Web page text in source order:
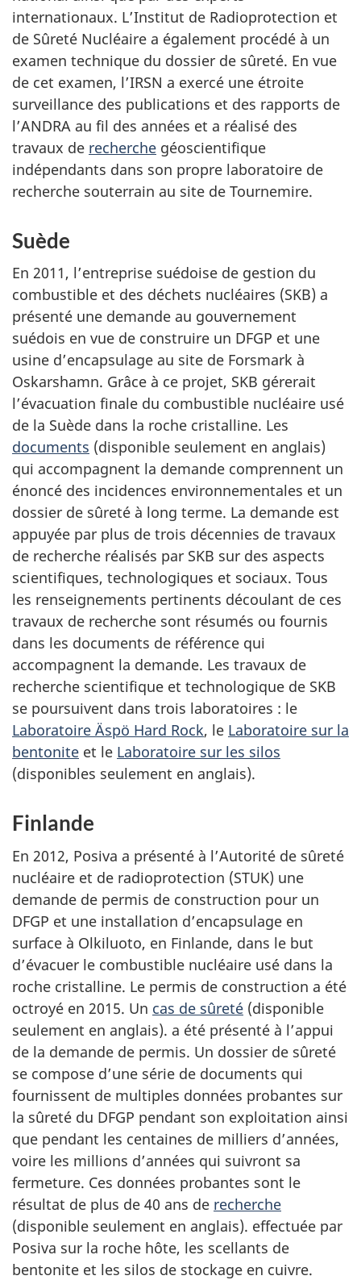
internationaux. L’Institut de Radioprotection et
de Sûreté Nucléaire a également procédé à un
examen technique du dossier de sûreté. En vue
de cet examen, l’IRSN a exercé une étroite
surveillance des publications et des rapports de
l’ANDRA au fil des années et a réalisé des
travaux de recherche géoscientifique
indépendants dans son propre laboratoire de
recherche souterrain au site de Tournemire.
Suède
En 2011, l’entreprise suédoise de gestion du
combustible et des déchets nucléaires (SKB) a
présenté une demande au gouvernement
suédois en vue de construire un DFGP et une
usine d’encapsulage au site de Forsmark à
Oskarshamn. Grâce à ce projet, SKB gérerait
l’évacuation finale du combustible nucléaire usé
de la Suède dans la roche cristalline. Les
documents (disponible seulement en anglais)
qui accompagnent la demande comprennent un
énoncé des incidences environnementales et un
dossier de sûreté à long terme. La demande est
appuyée par plus de trois décennies de travaux
de recherche réalisés par SKB sur des aspects
scientifiques, technologiques et sociaux. Tous
les renseignements pertinents découlant de ces
travaux de recherche sont résumés ou fournis
dans les documents de référence qui
accompagnent la demande. Les travaux de
recherche scientifique et technologique de SKB
se poursuivent dans trois laboratoires : le
Laboratoire Äspö Hard Rock, le Laboratoire sur la
bentonite et le Laboratoire sur les silos
(disponibles seulement en anglais).
Finlande
En 2012, Posiva a présenté à l’Autorité de sûreté
nucléaire et de radioprotection (STUK) une
demande de permis de construction pour un
DFGP et une installation d’encapsulage en
surface à Olkiluoto, en Finlande, dans le but
d’évacuer le combustible nucléaire usé dans la
roche cristalline. Le permis de construction a été
octroyé en 2015. Un cas de sûreté (disponible
seulement en anglais). a été présenté à l’appui
de la demande de permis. Un dossier de sûreté
se compose d’une série de documents qui
fournissent de multiples données probantes sur
la sûreté du DFGP pendant son exploitation ainsi
que pendant les centaines de milliers d’années,
voire les millions d’années qui suivront sa
fermeture. Ces données probantes sont le
résultat de plus de 40 ans de recherche
(disponible seulement en anglais). effectuée par
Posiva sur la roche hôte, les scellants de
bentonite et les silos de stockage en cuivre.